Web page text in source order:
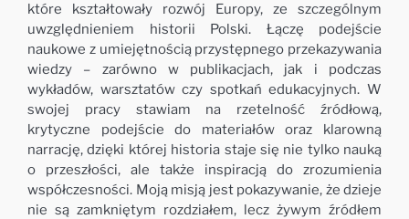
które kształtowały rozwój Europy, ze szczególnym
uwzględnieniem historii Polski. Łączę podejście
naukowe z umiejętnością przystępnego przekazywania
wiedzy – zarówno w publikacjach, jak i podczas
wykładów, warsztatów czy spotkań edukacyjnych. W
swojej pracy stawiam na rzetelność źródłową,
krytyczne podejście do materiałów oraz klarowną
narrację, dzięki której historia staje się nie tylko nauką
o przeszłości, ale także inspiracją do zrozumienia
współczesności. Moją misją jest pokazywanie, że dzieje
nie są zamkniętym rozdziałem, lecz żywym źródłem